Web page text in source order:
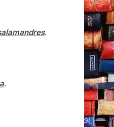
.
.